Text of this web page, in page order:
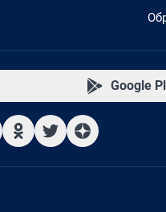
Google